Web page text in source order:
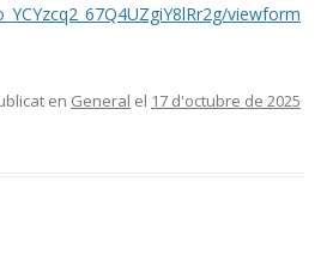
viewform
en General el 17 d'octubre de 2025